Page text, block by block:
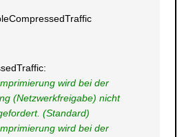
wird bei der
(Netzwerkfreigabe) nicht
(Standard)
wird bei der